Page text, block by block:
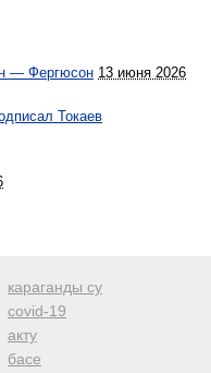
— Фергюсон 13 июня 2026
Токаев
караганды су
covid-19
акту
басе